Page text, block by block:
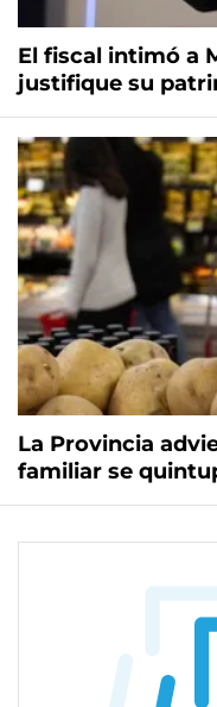
El fiscal intimó a
justifique su
La Provincia
familiar se